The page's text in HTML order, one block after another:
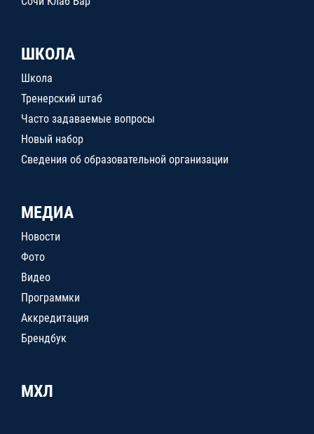
ШКОЛА
Школа
Тренерский штаб
Часто задаваемые вопросы
Новый набор
Сведения об образовательной организации
МЕДИА
Новости
Фото
Видео
Программки
Аккредитация
Брендбук
МХЛ